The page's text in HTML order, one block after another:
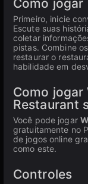
Como jogar
Primeiro, inicie
Escute suas
coletar
pistas. Combine
restaurar o
habilidade em
Como jogar
Restaurant
Você pode jogar
gratuitamente no
de jogos online
como este.
Controles